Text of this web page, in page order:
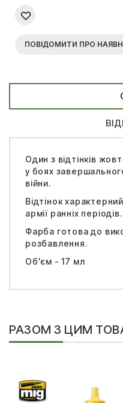
ПОВІДОМИТИ ПРО
Один з відтінків
у боях
війни.
Відтінок
армії ранніх періодів.
Фарба готова до
розбавлення.
Об'єм - 17 мл
РАЗОМ З ЦИМ